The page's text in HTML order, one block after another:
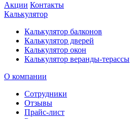
Акции Контакты
Калькулятор
Калькулятор балконов
Калькулятор дверей
Калькулятор окон
Калькулятор веранды-терассы
О компании
Сотрудники
Отзывы
Прайс-лист